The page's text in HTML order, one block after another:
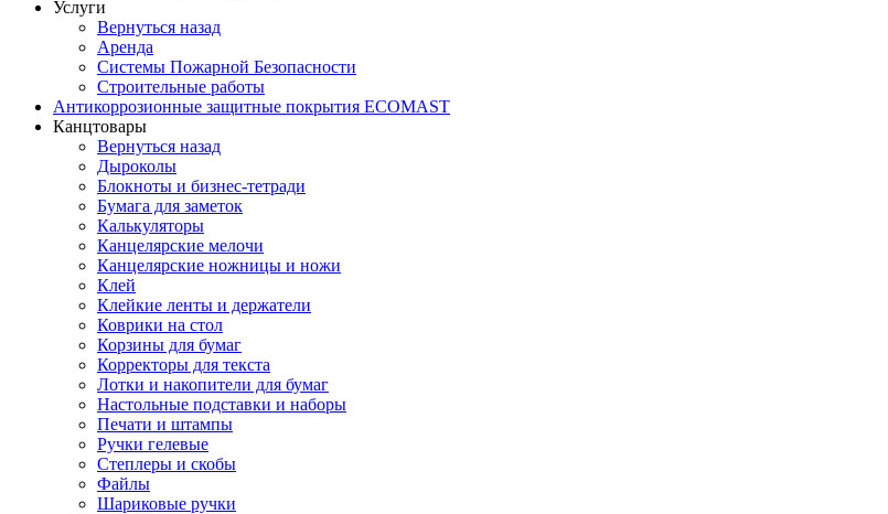
Услуги
Вернуться назад
Аренда
Системы Пожарной Безопасности
Строительные работы
Антикоррозионные защитные покрытия ECOMAST
Канцтовары
Вернуться назад
Дыроколы
Блокноты и бизнес-тетради
Бумага для заметок
Калькуляторы
Канцелярские мелочи
Канцелярские ножницы и ножи
Клей
Клейкие ленты и держатели
Коврики на стол
Корзины для бумаг
Корректоры для текста
Лотки и накопители для бумаг
Настольные подставки и наборы
Печати и штампы
Ручки гелевые
Степлеры и скобы
Файлы
Шариковые ручки